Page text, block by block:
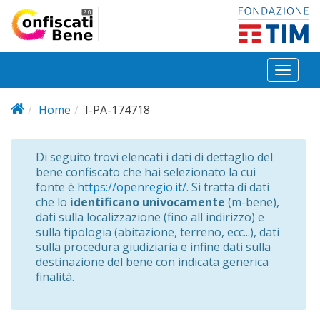
Salta al contenuto principale
Toggle
Home
I-PA-174718
Di seguito trovi elencati i dati di dettaglio del
bene confiscato che hai selezionato la cui
fonte è https://openregio.it/. Si tratta di dati
che lo identificano univocamente (m-bene),
dati sulla localizzazione (fino all'indirizzo) e
sulla tipologia (abitazione, terreno, ecc...), dati
sulla procedura giudiziaria e infine dati sulla
destinazione del bene con indicata generica
finalità.